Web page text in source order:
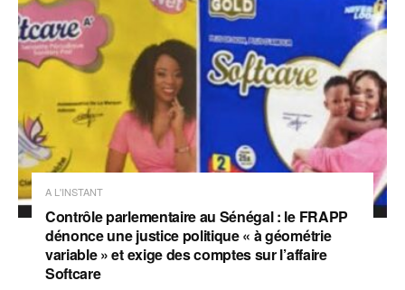
A L'INSTANT
Contrôle parlementaire au Sénégal : le FRAPP
dénonce une justice politique « à géométrie
variable » et exige des comptes sur l’affaire
Softcare